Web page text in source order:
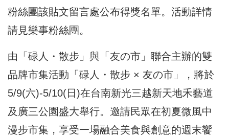
粉絲團該貼文留言處公布得獎名單。活動詳情
請見樂事粉絲團。
由「碌人・散步」與「友の市」聯合主辦的雙
品牌市集活動「碌人・散步 × 友の市」，將於
5/9(六)-5/10(日)在台南新光三越新天地禾藝道
及廣三公園盛大舉行。邀請民眾在初夏微風中
漫步市集，享受一場融合美食與創意的週末饗